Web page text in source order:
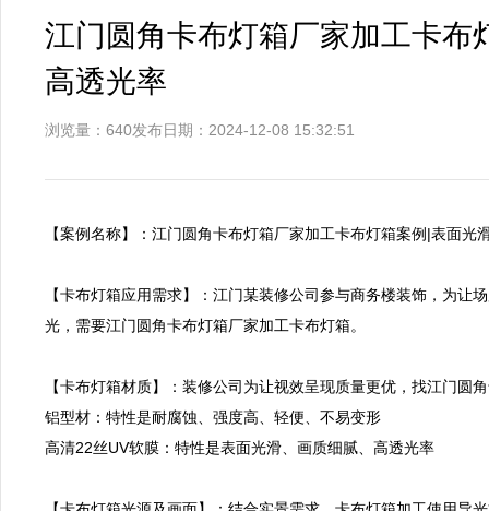
江门圆角卡布灯箱厂家加工卡布
高透光率
浏览量：640发布日期：2024-12-08 15:32:51
【案例名称】：江门圆角卡布灯箱厂家加工卡布灯箱案例|表
【卡布灯箱应用需求】：江门某装修公司参与商务楼装饰，为
光，需要江门圆角卡布灯箱厂家加工卡布灯箱。
【卡布灯箱材质】：装修公司为让视效呈现质量更优，找江门圆
铝型材：特性是耐腐蚀、强度高、轻便、不易变形
高清22丝UV软膜：特性是表面光滑、画质细腻、高透光率